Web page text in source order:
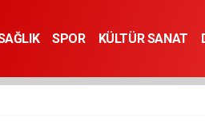
SPOR KÜLTÜR SANAT